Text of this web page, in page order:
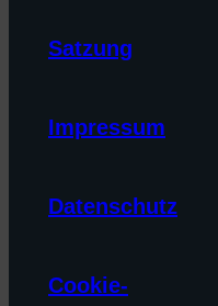
Satzung
Impressum
Datenschutz
Cookie-